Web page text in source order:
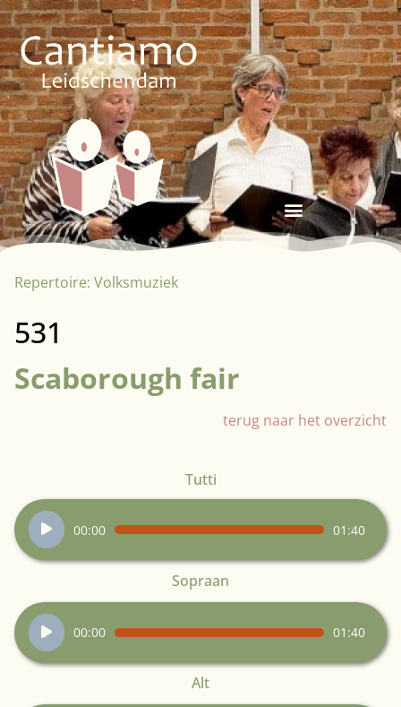
Repertoire: Volksmuziek
531
Scaborough fair
terug naar het overzicht
Tutti
Audiospeler
00:00 01:40
Sopraan
Audiospeler
00:00 01:40
Alt